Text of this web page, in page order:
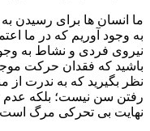
ما انسان ها برای رسیدن
به وجود آوریم که در ما
نیروی فردی و نشاط به
باشید که فقدان حرکت
نظر بگیرید که به ندرت از
رفتن سن نیست؛ بلکه عدم
نهایت بی تحرکی مرگ